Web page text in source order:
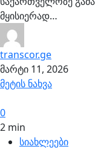
მყისიერად…
transcor.ge
მარტი 11, 2026
მეტის ნახვა
0
2 min
სიახლეები